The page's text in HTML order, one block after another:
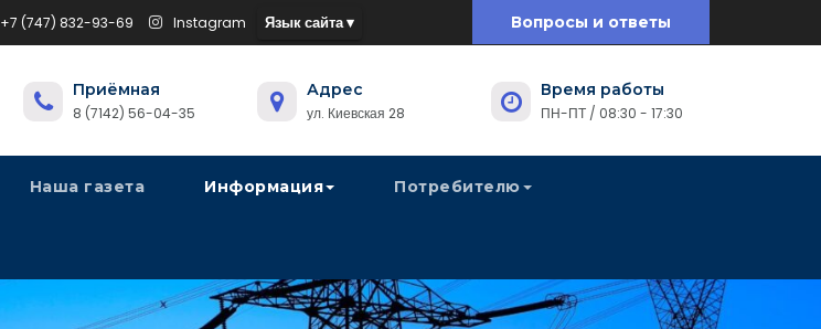
Язык сайта ▾
+7 (747) 832-93-69 Instagram Вопросы и ответы
Приёмная
8 (7142) 56-04-35
Адрес
ул. Киевская 28
Время работы
ПН-ПТ / 08:30 - 17:30
Наша газета Информация Потребителю